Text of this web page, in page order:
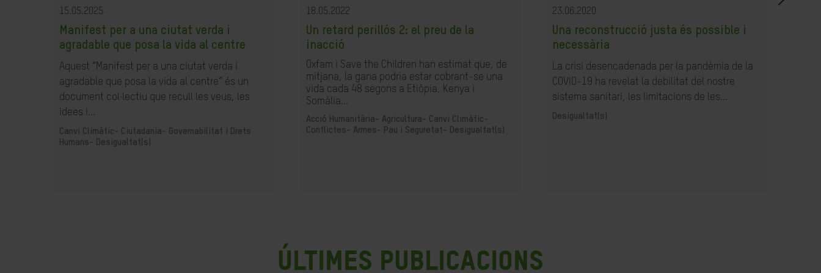
15.05.2025
Manifest per a una ciutat verda i
agradable que posa la vida al centre
Aquest “Manifest per a una ciutat verda i
agradable que posa la vida al centre” és un
document col·lectiu que recull les veus, les
idees i...
Canvi Climàtic- Ciutadania- Governabilitat i Drets
Humans- Desigualtat(s)
18.05.2022
Un retard perillós 2: el preu de la
inacció
Oxfam i Save the Children han estimat que, de
mitjana, la gana podria estar cobrant-se una
vida cada 48 segons a Etiòpia, Kenya i
Somàlia...
Acció Humanitària- Agricultura- Canvi Climàtic-
Conflictes- Armes- Pau i Seguretat- Desigualtat(s)
23.06.2020
Una reconstrucció justa és possible i
necessària
La crisi desencadenada per la pandèmia de la
COVID-19 ha revelat la debilitat del nostre
sistema sanitari, les limitacions de les...
Desigualtat(s)
últimes publicacions